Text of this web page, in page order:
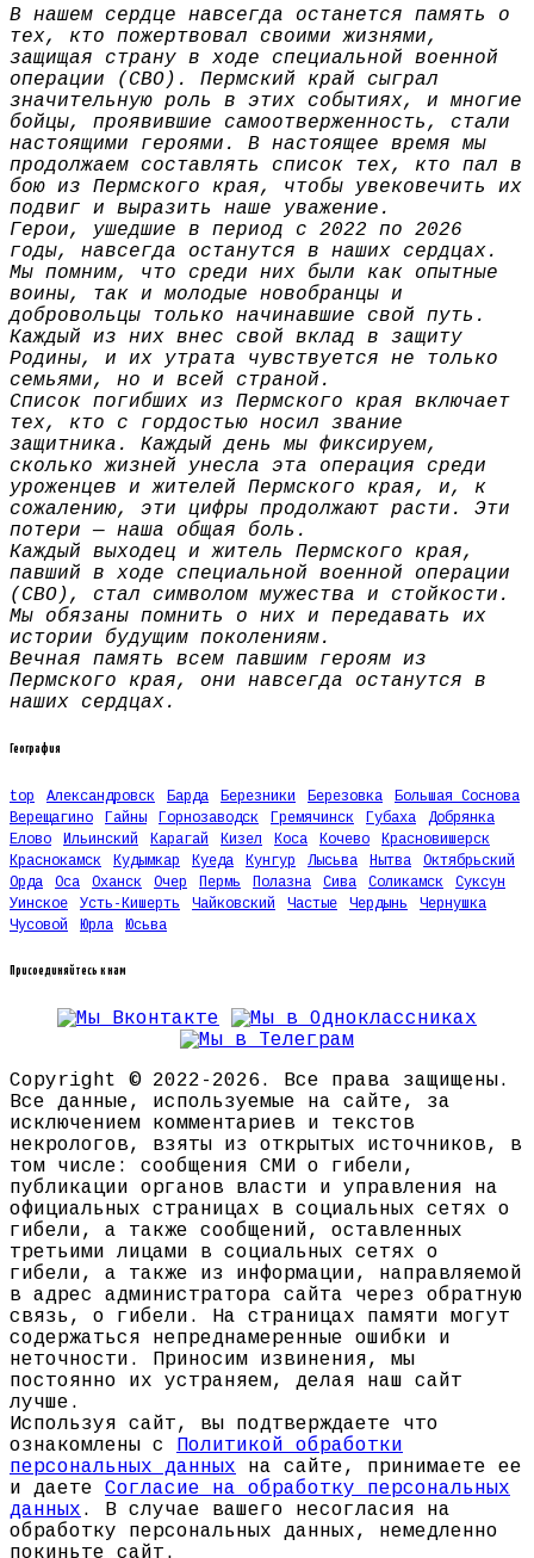
В нашем сердце навсегда останется память о
тех, кто пожертвовал своими жизнями,
защищая страну в ходе специальной военной
операции (СВО). Пермский край сыграл
значительную роль в этих событиях, и многие
бойцы, проявившие самоотверженность, стали
настоящими героями. В настоящее время мы
продолжаем составлять список тех, кто пал в
бою из Пермского края, чтобы увековечить их
подвиг и выразить наше уважение.
Герои, ушедшие в период с 2022 по 2026
годы, навсегда останутся в наших сердцах.
Мы помним, что среди них были как опытные
воины, так и молодые новобранцы и
добровольцы только начинавшие свой путь.
Каждый из них внес свой вклад в защиту
Родины, и их утрата чувствуется не только
семьями, но и всей страной.
Список погибших из Пермского края включает
тех, кто с гордостью носил звание
защитника. Каждый день мы фиксируем,
сколько жизней унесла эта операция среди
уроженцев и жителей Пермского края, и, к
сожалению, эти цифры продолжают расти. Эти
потери — наша общая боль.
Каждый выходец и житель Пермского края,
павший в ходе специальной военной операции
(СВО), стал символом мужества и стойкости.
Мы обязаны помнить о них и передавать их
истории будущим поколениям.
Вечная память всем павшим героям из
Пермского края, они навсегда останутся в
наших сердцах.
География
top Александровск Барда Березники Березовка
Большая Соснова
Верещагино
Гайны Горнозаводск Гремячинск Губаха
Добрянка
Елово
Ильинский Карагай Кизел Коса Кочево
Красновишерск
Краснокамск
Кудымкар Куеда Кунгур Лысьва Нытва
Октябрьский
Орда
Оса Оханск Очер Пермь Полазна Сива Соликамск
Суксун
Уинское
Усть-Кишерть Чайковский Частые Чердынь
Чернушка
Чусовой
Юрла Юсьва
Присоединяйтесь к нам
Copyright © 2022-2026. Все права защищены.
Все данные, используемые на сайте, за
исключением комментариев и текстов
некрологов, взяты из открытых источников, в
том числе: сообщения СМИ о гибели,
публикации органов власти и управления на
официальных страницах в социальных сетях о
гибели, а также сообщений, оставленных
третьими лицами в социальных сетях о
гибели, а также из информации, направляемой
в адрес администратора сайта через обратную
связь, о гибели. На страницах памяти могут
содержаться непреднамеренные ошибки и
неточности. Приносим извинения, мы
постоянно их устраняем, делая наш сайт
лучше.
Используя сайт, вы подтверждаете что
ознакомлены с Политикой обработки
персональных данных на сайте, принимаете ее
и даете Согласие на обработку персональных
данных . В случае вашего несогласия на
обработку персональных данных, немедленно